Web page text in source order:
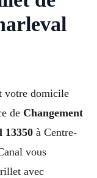
votre domicile
de Changement
13350 à Centre-
vous
avec